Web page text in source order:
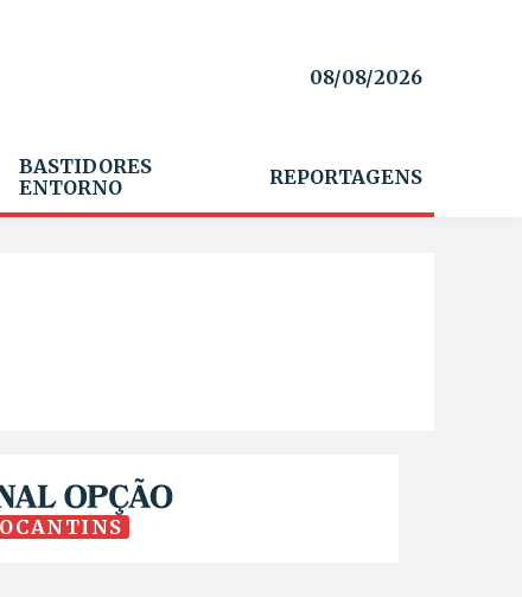
08/08/2026
BASTIDORES
ENTORNO
REPORTAGENS